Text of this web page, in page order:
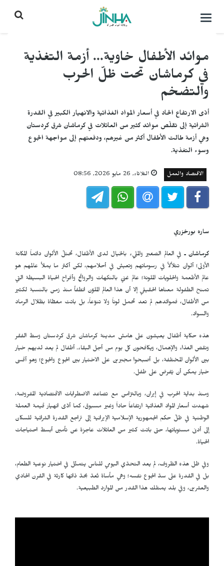
التحكم
موائد الأطفال خاوية... أزمة التغذية
في كرماشان تحت ظلّ الحرب
والتضخم
أدّى الارتفاع الحاد في أسعار المواد الغذائية والانهيار الكبير في القدرة
الشرائية إلى تقلّص موائد كثير من العائلات في كرماشان شرق كردستان
وهي أزمة طالت الأطفال أكثر من غيرهم، ودفعتهم إلى مواجهة الجوع
وسوء التغذية.
الاقتصاد والعمل الثلاثاء, 26 مايو 2026, 08:56
ساره بورخزري
كرماشان ـفي العالم الصغير والمليء بالخيال لدى الأطفال، تحتلّ الألوان دائماً المكانة
الأولى؛ ألوان تتلألأ في رسوماتهم وتعيش في أحلامهم، لكن أكثر ما يملأ عالمهم هو
عالم الأطعمة والحلويات الملونة؛ عالم غنيّ بالنكهات والروائح وأفراح الحياة البسيطة التي
تمنح الطفولة معناها الحقيقي إلا أن هذا العالم الملوّن انطفأ منذ زمن بالنسبة لكثير
من الأطفال، فموائدهم لم تعد تحمل لوناً ولا تنوّعاً، بل باتت مغطّاة بظلال الرماد
والسواد.
هذه حكاية أطفال يعيشون على هامش مدينة كرماشان شرق كردستان وسط الفقر
ونقص الغذاء والإهمال، ويكافحون كل يوم من أجل البقاء. أطفال لم يعد لديهم خيار
بين الألوان المختلفة، بل أصبحوا مجبرين على الاختيار بين الجوع والجوع؛ وهو أقسى
خيار يمكن أن يُفرض على طفل.
ومنذ بداية الحرب في إيران، وبالتزامن مع تصاعد الاضطرابات الاقتصادية المفروضة،
شهدت أسعار المواد الغذائية ارتفاعاً حاداً وغير مسبوق، كما أدّى انهيار قيمة العملة
الوطنية في ظلّ حكم الجمهورية الإسلامية الإيرانية إلى تراجع القدرة الشرائية للسكان
إلى أدنى مستوياتها، حتى باتت كثير من العائلات عاجزة عن تأمين أبسط احتياجات
الحياة.
وفي ظل هذه الظروف، لم يعد التحدّي اليومي للناس يتمثّل في اختيار نوعية الطعام،
بل في القدرة على سدّ الجوع نفسه؛ وهي مأساة تُعدّ بحدّ ذاتها كارثة في القرن الحادي
والعشرين، وفي بلد يمتلك هذا القدر من الموارد الطبيعية.